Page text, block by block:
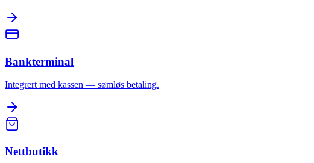
Bankterminal
Integrert med kassen — sømløs betaling.
Nettbutikk